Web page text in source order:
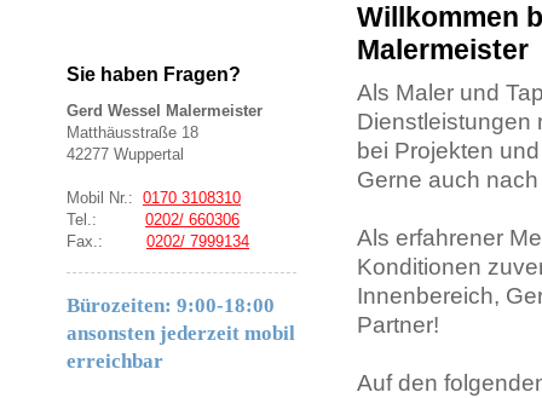
Sie haben Fragen?
Gerd Wessel Malermeister
Matthäusstraße 18
42277 Wuppertal
Mobil Nr.: 0170 3108310
Tel.: 0202/ 660306
Fax.: 0202/ 7999134
Bürozeiten: 9:00-18:00
ansonsten jederzeit mobil
erreichbar
Willkommen
Malermeister
Als Maler und
Dienstleistungen
bei Projekten
Gerne auch
Als erfahrener
Konditionen
Innenbereich,
Partner!
Auf den